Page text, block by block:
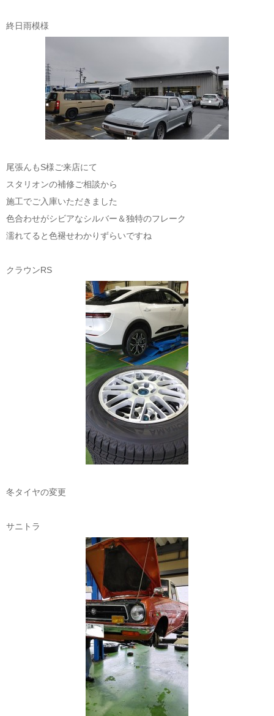
終日雨模様
尾張んもS様ご来店にて
スタリオンの補修ご相談から
施工でご入庫いただきました
色合わせがシビアなシルバー＆独特のフレーク
濡れてると色褪せわかりずらいですね
クラウンRS
冬タイヤの変更
サニトラ